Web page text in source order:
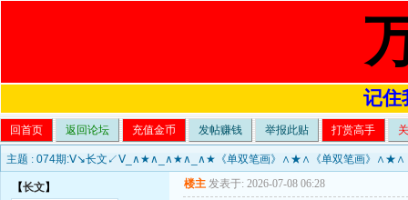
记住
回首页 返回论坛 充值金币 发帖赚钱 举报此贴 打赏高手
主题 : 074期:Ⅴ↘长文↙Ⅴ_∧★∧_∧★∧_∧★《单双笔画》∧★∧《单双笔画》∧★∧
【长文】 楼主 发表于: 2026-07-08 06:28